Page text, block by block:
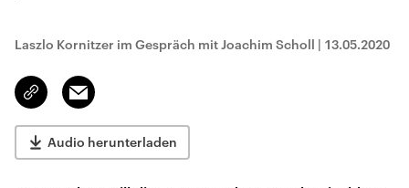
Laszlo Kornitzer im Gespräch mit Joachim Scholl | 13.05.2020
Link
kopieren/teilen
Email
Audio herunterladen